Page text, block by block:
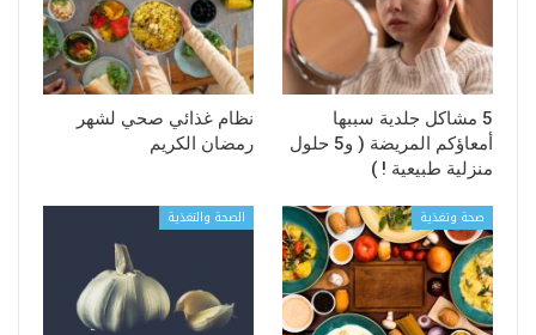
5 مشاكل جلدية سببها
أمعاؤكم المريضة ( و5 حلول
منزلية طبيعية ! )
نظام غذائي صحي لشهر
رمضان الكريم
صحة وتغذية الصحة والتغذية